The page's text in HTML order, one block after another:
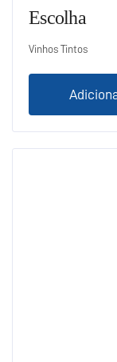
Escolha
Vinhos Tintos